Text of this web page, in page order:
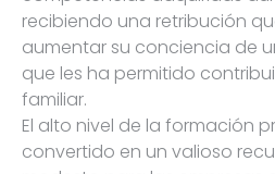
recibiendo una retribución
aumentar su conciencia de
que les ha permitido
familiar.
El alto nivel de la formación
convertido en un valioso